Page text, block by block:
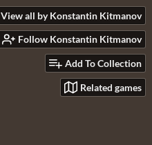
View all by Konstantin Kitmanov
Follow Konstantin Kitmanov
Add To Collection
Related games